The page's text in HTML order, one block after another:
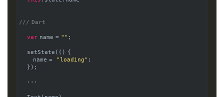
/// Dart
var name = "" ;
setState(() {
name =
"loading" ;
});
···